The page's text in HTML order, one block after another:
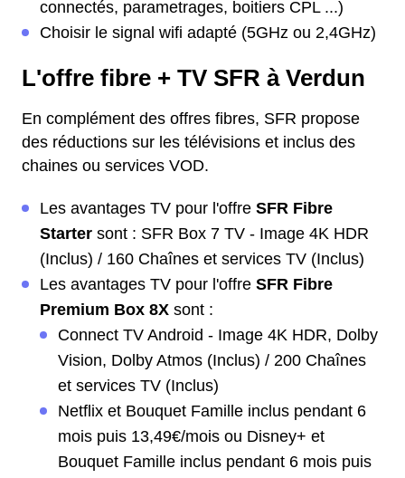
connectés, parametrages, boitiers CPL ...)
Choisir le signal wifi adapté (5GHz ou 2,4GHz)
L'offre fibre + TV SFR à Verdun
En complément des offres fibres, SFR propose
des réductions sur les télévisions et inclus des
chaines ou services VOD.
Les avantages TV pour l'offre SFR Fibre
Starter sont : SFR Box 7 TV - Image 4K HDR
(Inclus) / 160 Chaînes et services TV (Inclus)
Les avantages TV pour l'offre SFR Fibre
Premium Box 8X sont :
Connect TV Android - Image 4K HDR, Dolby
Vision, Dolby Atmos (Inclus) / 200 Chaînes
et services TV (Inclus)
Netflix et Bouquet Famille inclus pendant 6
mois puis 13,49€/mois ou Disney+ et
Bouquet Famille inclus pendant 6 mois puis